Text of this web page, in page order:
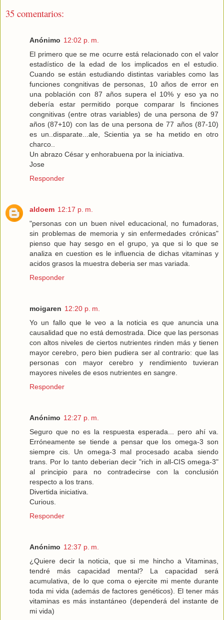
35 comentarios:
Anónimo 12:02 p. m.
El primero que se me ocurre está relacionado con el valor
estadístico de la edad de los implicados en el estudio.
Cuando se están estudiando distintas variables como las
funciones congnitivas de personas, 10 años de error en
una población con 87 años supera el 10% y eso ya no
debería estar permitido porque comparar ls finciones
congnitivas (entre otras variables) de una persona de 97
años (87+10) con las de una persona de 77 años (87-10)
es un..disparate...ale, Scientia ya se ha metido en otro
charco..
Un abrazo César y enhorabuena por la iniciativa.
Jose
Responder
aldoem 12:17 p. m.
"personas con un buen nivel educacional, no fumadoras,
sin problemas de memoria y sin enfermedades crónicas"
pienso que hay sesgo en el grupo, ya que si lo que se
analiza en cuestion es le influencia de dichas vitaminas y
acidos grasos la muestra deberia ser mas variada.
Responder
moigaren 12:20 p. m.
Yo un fallo que le veo a la noticia es que anuncia una
causalidad que no está demostrada. Dice que las personas
con altos niveles de ciertos nutrientes rinden más y tienen
mayor cerebro, pero bien pudiera ser al contrario: que las
personas con mayor cerebro y rendimiento tuvieran
mayores niveles de esos nutrientes en sangre.
Responder
Anónimo 12:27 p. m.
Seguro que no es la respuesta esperada... pero ahí va.
Erróneamente se tiende a pensar que los omega-3 son
siempre cis. Un omega-3 mal procesado acaba siendo
trans. Por lo tanto deberian decir "rich in all-CIS omega-3"
al principio para no contradecirse con la conclusión
respecto a los trans.
Divertida iniciativa.
Curious.
Responder
Anónimo 12:37 p. m.
¿Quiere decir la noticia, que si me hincho a Vitaminas,
tendré más capacidad mental? La capacidad será
acumulativa, de lo que coma o ejercite mi mente durante
toda mi vida (además de factores genéticos). El tener más
vitaminas es más instantáneo (dependerá del instante de
mi vida)